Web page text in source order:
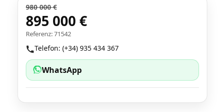
980 000 €
895 000 €
Referenz: 71542
Telefon: (+34) 935 434 367
WhatsApp